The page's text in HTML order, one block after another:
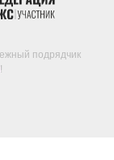
подрядчик
!